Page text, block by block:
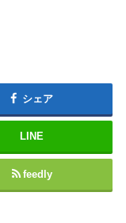
シェア
LINE
feedly